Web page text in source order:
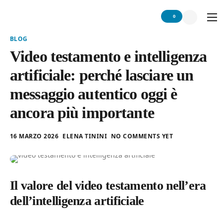
Home
Chi siamo
Servizio
Network
Articoli
Contattaci
0
BLOG
Video testamento e intelligenza
artificiale: perché lasciare un
messaggio autentico oggi è
ancora più importante
16 MARZO 2026 ELENA TININI NO COMMENTS YET
Il valore del video testamento nell’era
dell’intelligenza artificiale